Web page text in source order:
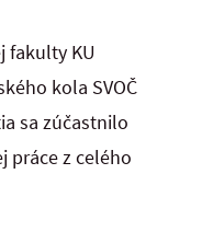
fakulty KU
kola SVOČ
sa zúčastnilo
práce z celého